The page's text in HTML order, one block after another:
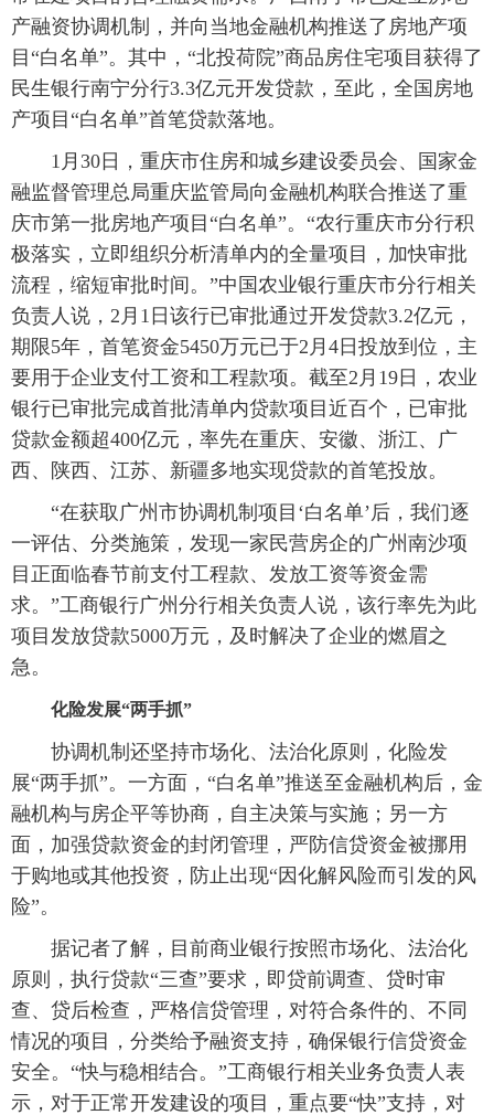
产融资协调机制，并向当地金融机构推送了房地产项
目“白名单”。其中，“北投荷院”商品房住宅项目获得了
民生银行南宁分行3.3亿元开发贷款，至此，全国房地
产项目“白名单”首笔贷款落地。
1月30日，重庆市住房和城乡建设委员会、国家金
融监督管理总局重庆监管局向金融机构联合推送了重
庆市第一批房地产项目“白名单”。“农行重庆市分行积
极落实，立即组织分析清单内的全量项目，加快审批
流程，缩短审批时间。”中国农业银行重庆市分行相关
负责人说，2月1日该行已审批通过开发贷款3.2亿元，
期限5年，首笔资金5450万元已于2月4日投放到位，主
要用于企业支付工资和工程款项。截至2月19日，农业
银行已审批完成首批清单内贷款项目近百个，已审批
贷款金额超400亿元，率先在重庆、安徽、浙江、广
西、陕西、江苏、新疆多地实现贷款的首笔投放。
“在获取广州市协调机制项目‘白名单’后，我们逐
一评估、分类施策，发现一家民营房企的广州南沙项
目正面临春节前支付工程款、发放工资等资金需
求。”工商银行广州分行相关负责人说，该行率先为此
项目发放贷款5000万元，及时解决了企业的燃眉之
急。
化险发展“两手抓”
协调机制还坚持市场化、法治化原则，化险发
展“两手抓”。一方面，“白名单”推送至金融机构后，金
融机构与房企平等协商，自主决策与实施；另一方
面，加强贷款资金的封闭管理，严防信贷资金被挪用
于购地或其他投资，防止出现“因化解风险而引发的风
险”。
据记者了解，目前商业银行按照市场化、法治化
原则，执行贷款“三查”要求，即贷前调查、贷时审
查、贷后检查，严格信贷管理，对符合条件的、不同
情况的项目，分类给予融资支持，确保银行信贷资金
安全。“快与稳相结合。”工商银行相关业务负责人表
示，对于正常开发建设的项目，重点要“快”支持，对